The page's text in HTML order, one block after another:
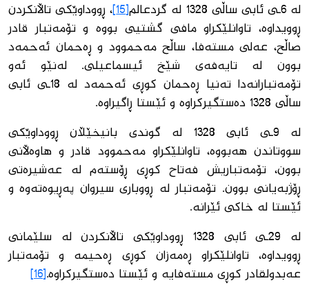
لە 6ـی ئابی ساڵی 1328 لە گردعالم
[15]
، ڕووداوێكی تاڵانكردن
ڕوویداوە، تاوانلێكراو مافی گشتیی بووە و تۆمەتبار قادر
صاڵح، عەلی مستەفا، ساڵح مەحموود و ڕەحمان ئەحمەد
بوون لە تایەفەی شێخ ئیسماعیلی. لەنێو ئەو
تۆمەتبارانەدا تەنیا ڕەحمان كوڕی ئەحمەد لە 18ـی ئابی
ساڵی 1328 دەستگیركراوە و ئێستا ڕاگیراوە.
لە 9ـی ئابی 1328 لە گوندی بانیخێڵان ڕووداوێكی
سووتاندن هەبووە، تاوانلێكراو مەحموود قادر و هاوەڵانی
بوون، تۆمەتباریش فەتاح كوڕی ڕۆستەم لە عەشیرەتی
ڕۆژبەیانی بوون. تۆمەتبار لە ڕووباری سیروان پەڕیوەتەوە و
ئێستا لە خاكی ئێرانە.
لە 29ـی ئابی 1328 ڕووداوێكی تاڵانكردن لە سلێمانی
ڕوویداوە، تاوانلێكراو ڕەمەزان كوڕی ڕەحیمە و تۆمەتبار
عەبدولقادر كوڕی مستەفایە و ئێستا دەستگیركراوە.[16]